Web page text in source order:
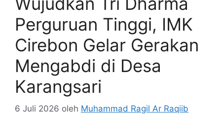
Perguruan Tinggi, IMK
Cirebon Gelar Gerakan
Mengabdi di Desa
Karangsari
6 Juli 2026 oleh Muhammad Ragil Ar Raqiib